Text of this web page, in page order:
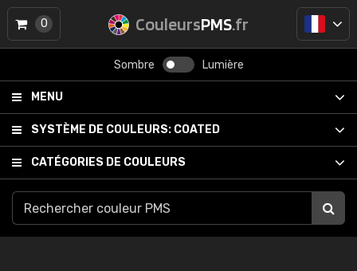
CouleursPMS.fr
Sombre Lumière
MENU
SYSTÈME DE COULEURS: COATED
CATÉGORIES DE COULEURS
0